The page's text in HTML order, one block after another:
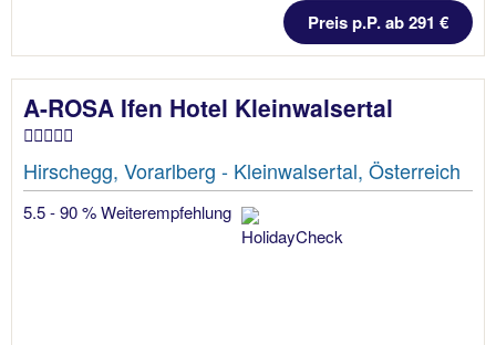
Preis p.P. ab 291 €
A-ROSA Ifen Hotel Kleinwalsertal
Hirschegg, Vorarlberg - Kleinwalsertal, Österreich
5.5 - 90 % Weiterempfehlung